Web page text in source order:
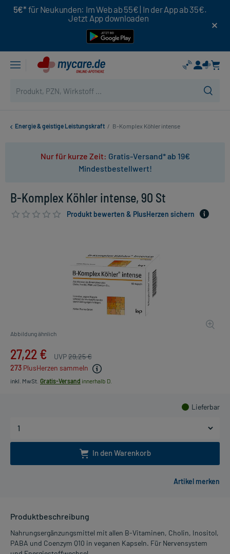
5€* für Neukunden: Im Web ab 55€ | In der App ab 35€.
Jetzt App downloaden
Energie & geistige Leistungskraft / B-Komplex Köhler intense
Nur für kurze Zeit: Gratis-Versand* ab 19€
Mindestbestellwert!
B-Komplex Köhler intense, 90 St
Produkt bewerten & PlusHerzen sichern
Abbildung ähnlich
27,22 € UVP29,25 €
273 PlusHerzen sammeln
inkl. MwSt. Gratis-Versand innerhalb D.
Lieferbar
In den Warenkorb
Produktbeschreibung
Nahrungsergänzungsmittel mit allen B-Vitaminen, Cholin, Inositol,
PABA und Coenzym Q10 in veganen Kapseln. Für Nervensystem